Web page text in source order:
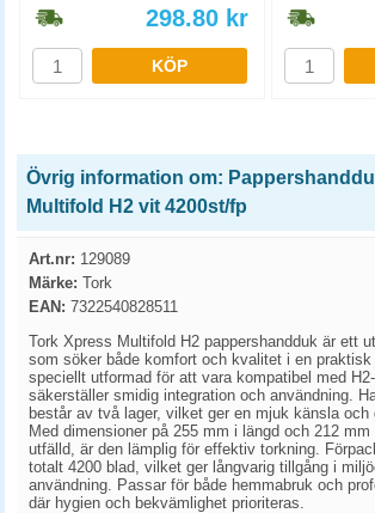
298.80 kr
KÖP
Övrig information om:
Multifold H2 vit 4200st/fp
Art.nr: 129089
Märke: Tork
EAN: 7322540828511
Tork Xpress Multifold H2 pappershandduk är ett
som söker både komfort och kvalitet i en praktisk
speciellt utformad för att vara kompatibel med
säkerställer smidig integration och användning.
består av två lager, vilket ger en mjuk känsla och
Med dimensioner på 255 mm i längd och 212
utfälld, är den lämplig för effektiv torkning.
totalt 4200 blad, vilket ger långvarig tillgång i
användning. Passar för både hemmabruk och
där hygien och bekvämlighet prioriteras.